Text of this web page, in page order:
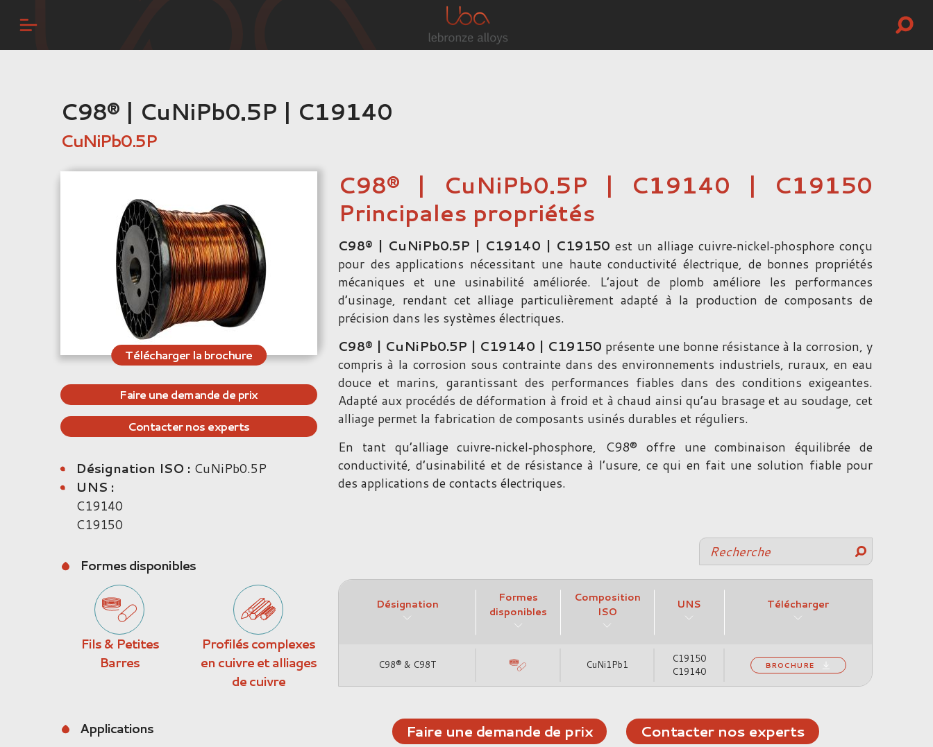
C98® | CuNiPb0.5P | C19140
CuNiPb0.5P
Télécharger la brochure
Faire une demande de prix
Contacter nos experts
Désignation ISO : CuNiPb0.5P
UNS :
C19140
C19150
Formes disponibles
Fils & Petites
Barres
Profilés complexes
en cuivre et alliages
de cuivre
Applications
C98® | CuNiPb0.5P | C19140 | C19150
Principales propriétés
C98® | CuNiPb0.5P | C19140 | C19150 est un alliage cuivre‑nickel‑phosphore conçu
pour des applications nécessitant une haute conductivité électrique, de bonnes propriétés
mécaniques et une usinabilité améliorée. L’ajout de plomb améliore les performances
d’usinage, rendant cet alliage particulièrement adapté à la production de composants de
précision dans les systèmes électriques.
C98® | CuNiPb0.5P | C19140 | C19150 présente une bonne résistance à la corrosion, y
compris à la corrosion sous contrainte dans des environnements industriels, ruraux, en eau
douce et marins, garantissant des performances fiables dans des conditions exigeantes.
Adapté aux procédés de déformation à froid et à chaud ainsi qu’au brasage et au soudage, cet
alliage permet la fabrication de composants usinés durables et réguliers.
En tant qu’alliage cuivre‑nickel‑phosphore, C98® offre une combinaison équilibrée de
conductivité, d’usinabilité et de résistance à l’usure, ce qui en fait une solution fiable pour
des applications de contacts électriques.
Désignation
Formes
disponibles
Composition
ISO
UNS Télécharger
C98® & C98T CuNi1Pb1
C19150
C19140
BROCHURE
Faire une demande de prix Contacter nos experts